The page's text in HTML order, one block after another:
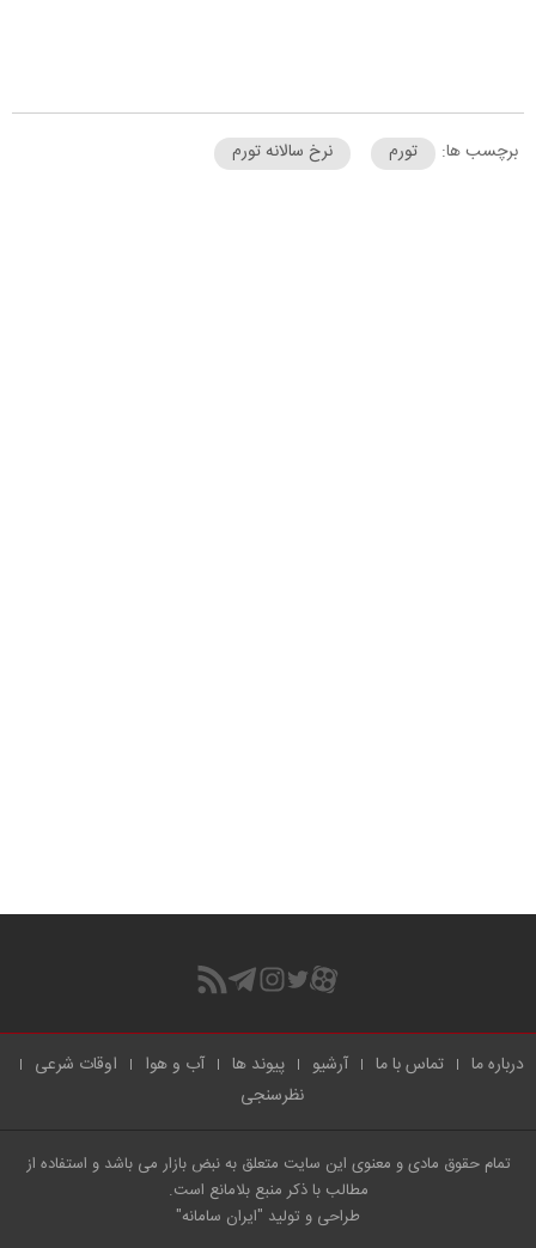
برچسب ها: تورم نرخ سالانه تورم
درباره ما تماس با ما آرشیو پیوند ها آب و هوا
اوقات شرعی
نظرسنجی
تمام حقوق مادی و معنوی این سایت متعلق به نبض بازار می باشد و استفاده از
مطالب با ذکر منبع بلامانع است.
طراحی و تولید "ایران سامانه"